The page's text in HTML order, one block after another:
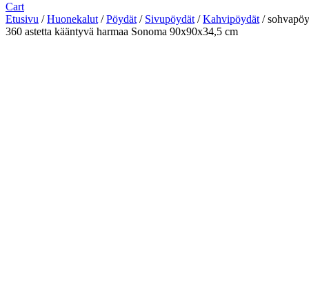
Cart
Etusivu /Huonekalut /Pöydät / Sivupöydät /Kahvipöydät /
360 astetta kääntyvä harmaa Sonoma 90x90x34,5 cm